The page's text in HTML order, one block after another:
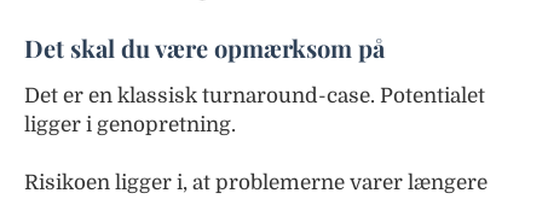
Det skal du være opmærksom på
Det er en klassisk turnaround-case. Potentialet
ligger i genopretning.
Risikoen ligger i, at problemerne varer længere